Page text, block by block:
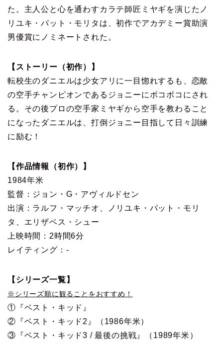
た。主人公と心を通わすカラテ師匠ミヤギを演じたノ
リユキ・パット・モリタは、初作でアカデミー賞助演
男優賞にノミネートされた。
【ストーリー（初作）】
転校生のダニエルは少女アリに一目惚れするも、恋敵
の空手チャンピオンであるジョニーにボコボコにされ
る。その後プロの空手家ミヤギから空手を教わること
になったダニエルは、打倒ジョニー目指して日々訓練
に励む！
【作品情報（初作）】
1984年米
監督：ジョン・G・アヴィルドセン
出演：ラルフ・マッチオ、ノリユキ・パット・モリ
タ、エリザベス・シュー
上映時間：2時間6分
レイティング：-
【シリーズ一覧】
※シリーズ順に観ることをおすすめ！
①『ベスト・キッド』
②『ベスト・キッド2』（1986年米）
③『ベスト・キッド3 / 最後の挑戦』（1989年米）